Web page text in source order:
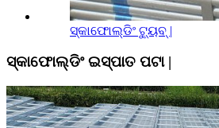
ସ୍କାଫୋଲ୍ଡିଂ ଟ୍ୟୁବ୍ |
ସ୍କାଫୋଲ୍ଡିଂ ଇସ୍ପାତ ପଟା |